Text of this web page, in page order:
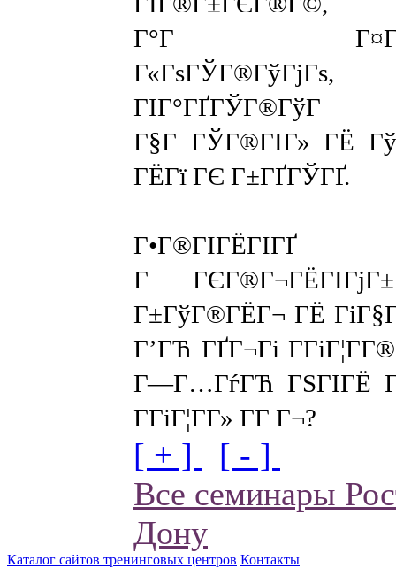
Г°Г
Г«ГѕГЎГ®ГўГјГѕ,
ГІГ°ГҐГЎГ®ГўГ
Г§Г ГЎГ®ГІГ» ГЁ
ГЁГї ГЄ Г±ГҐГЎГҐ.
Г•Г®ГІГЁГІГҐ
Г
Г±ГўГ®ГЁГ¬ ГЁ
Г’ГЋ ГҐГ¬Гі
Г—Г…ГѓГЋ ГЅГІГЁ
Г­ГіГ¦Г­Г» Г­Г Г¬?
[ + ]
[ - ]
Все семинары
Дону
Каталог сайтов тренинговых центров Контакты